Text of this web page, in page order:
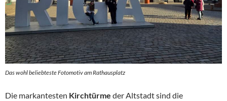
Das wohl beliebteste Fotomotiv am Rathausplatz
Die markantesten Kirchtürme der Altstadt sind die